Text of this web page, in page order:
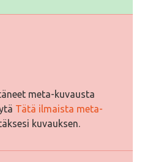
meta-kuvausta
Tätä ilmaista meta-
kuvauksen.